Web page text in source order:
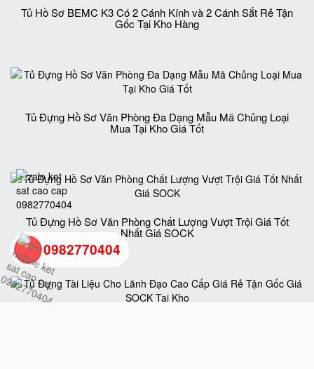
Tủ Hồ Sơ BEMC K3 Có 2 Cánh Kính và 2 Cánh Sắt Rẻ Tận
Gốc Tại Kho Hàng
Tủ Đựng Hồ Sơ Văn Phòng Đa Dạng Mẫu Mã Chủng Loại
Mua Tại Kho Giá Tốt
Tủ Đựng Hồ Sơ Văn Phòng Chất Lượng Vượt Trội Giá Tốt
Nhất Giá SOCK
0982770404